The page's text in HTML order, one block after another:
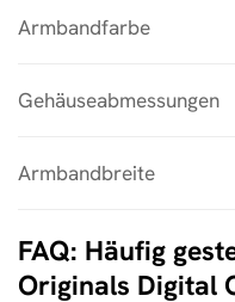
Armbandfarbe
Gehäuseabmessungen
Armbandbreite
FAQ: Häufig
Originals Digital